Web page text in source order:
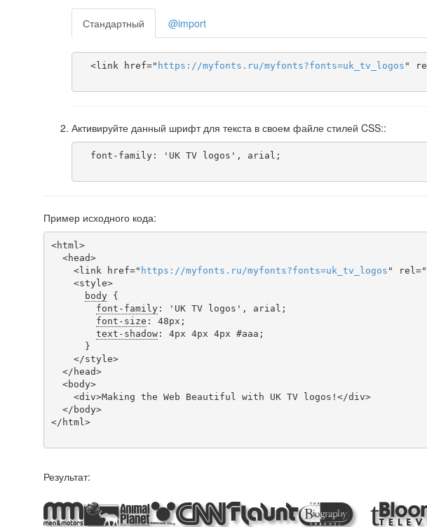
Стандартный @import
  <link href="
https ://myfonts . ru /myfonts?fonts=uk_tv_logos "
Активируйте данный шрифт для текста в своем файле стилей CSS::
Пример исходного кода:
<html>
    <link href="
https ://myfonts . ru /myfonts?fonts=uk_tv_logos "
body {
font-family: 'UK TV logos', arial;
font-size : 48px;
text-shadow: 4px 4px 4px #aaa;
</html>
Результат:
Making